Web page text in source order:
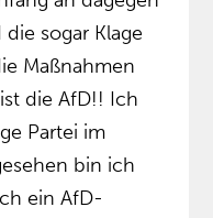
sogar Klage
Maßnahmen
die AfD!! Ich
Partei im
bin ich
ein AfD-